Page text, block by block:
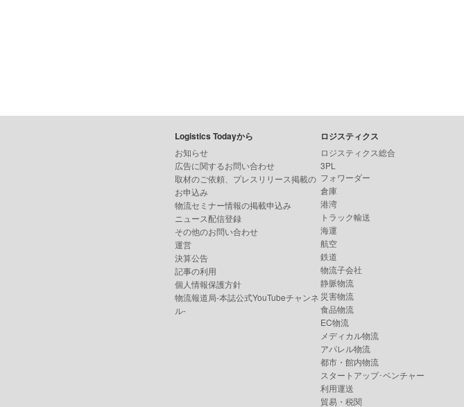
Logistics Todayから
お知らせ
広告に関するお問い合わせ
取材のご依頼、プレスリリース掲載の
お申込み
物流セミナー情報の掲載申込み
ニュース配信登録
その他のお問い合わせ
運営
決算公告
記事の利用
個人情報保護方針
物流報道局-本誌公式YouTubeチャンネ
ル-
ロジスティクス
ロジスティクス総合
3PL
フォワーダー
倉庫
港湾
トラック輸送
海運
航空
鉄道
物流子会社
静脈物流
災害物流
食品物流
EC物流
メディカル物流
アパレル物流
都市・館内物流
スタートアップ･ベンチャー
利用運送
貿易・税関